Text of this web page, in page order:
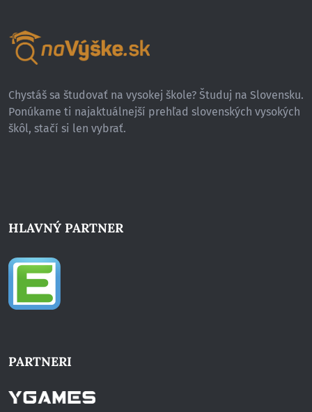
Chystáš sa študovať na vysokej škole? Študuj na Slovensku.
Ponúkame ti najaktuálnejší prehľad slovenských vysokých
škôl, stačí si len vybrať.
HLAVNÝ PARTNER
PARTNERI